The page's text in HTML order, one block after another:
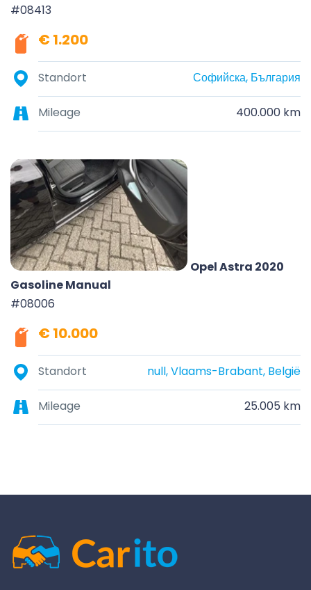
#08413
€ 1.200
Standort Софийска, България
Mileage 400.000 km
Opel Astra 2020
Gasoline Manual
#08006
€ 10.000
Standort null, Vlaams-Brabant, België
Mileage 25.005 km